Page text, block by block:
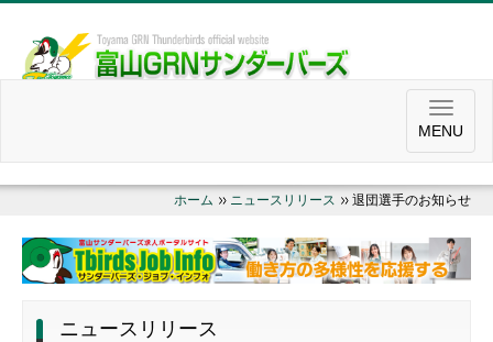
MENU
ホーム ニュースリリース 退団選手のお知らせ
ニュースリリース